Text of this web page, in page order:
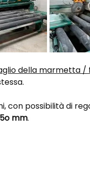
della marmetta /
con possibilità di
mm.